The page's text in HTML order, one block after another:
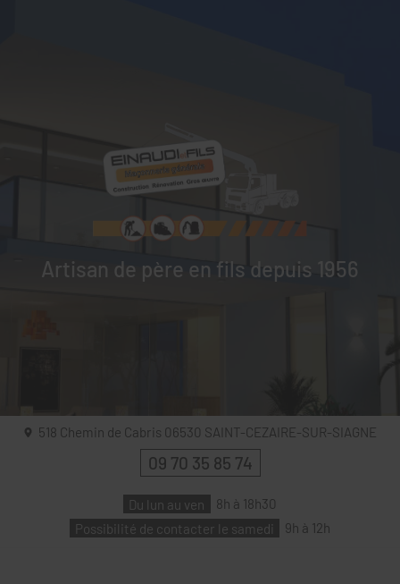
Artisan de père en fils depuis 1956
518 Chemin de Cabris 06530 SAINT-CEZAIRE-SUR-SIAGNE
09 70 35 85 74
Du lun au ven
8h à 18h30
Possibilité de contacter le samedi
9h à 12h